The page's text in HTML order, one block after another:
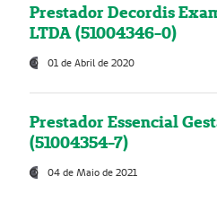
Prestador Decordis
LTDA (51004346-0)
01 de Abril de 2020
Prestador Essencial
(51004354-7)
04 de Maio de 2021